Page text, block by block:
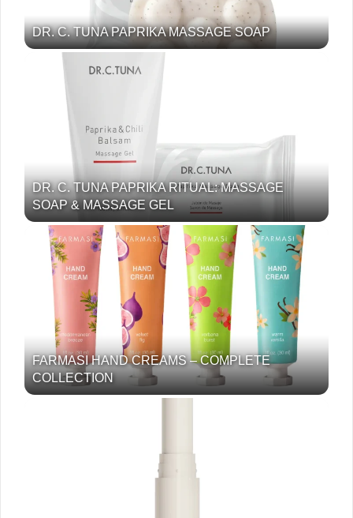
DR. C. TUNA PAPRIKA MASSAGE SOAP
DR. C. TUNA PAPRIKA RITUAL: MASSAGE
SOAP & MASSAGE GEL
FARMASI HAND CREAMS – COMPLETE
COLLECTION